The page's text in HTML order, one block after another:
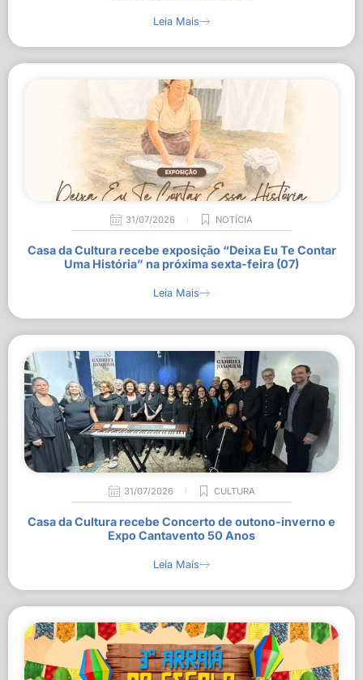
Leia Mais
31/07/2026 NOTÍCIA
Casa da Cultura recebe exposição “Deixa Eu Te Contar
Uma História” na próxima sexta-feira (07)
Leia Mais
31/07/2026 CULTURA
Casa da Cultura recebe Concerto de outono-inverno e
Expo Cantavento 50 Anos
Leia Mais